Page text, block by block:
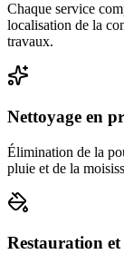
Chaque service
localisation de la
travaux.
Nettoyage en
Élimination de la
pluie et de la
Restauration